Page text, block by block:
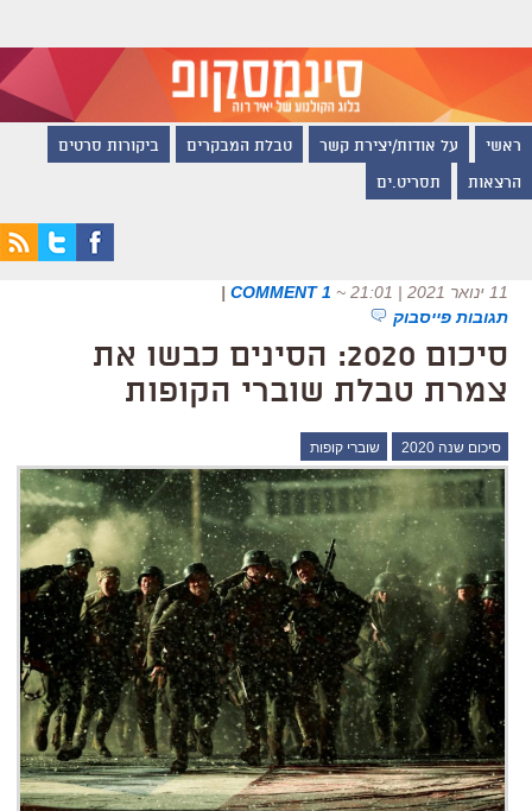
ראשי על אודות/יצירת קשר טבלת המבקרים ביקורות סרטים
הרצאות תסריט.ים
11 ינואר 2021 | 21:01 ~
1 COMMENT
|
תגובות פייסבוק
סיכום 2020: הסינים כבשו את
צמרת טבלת שוברי הקופות
סיכום שנה 2020 שוברי קופות